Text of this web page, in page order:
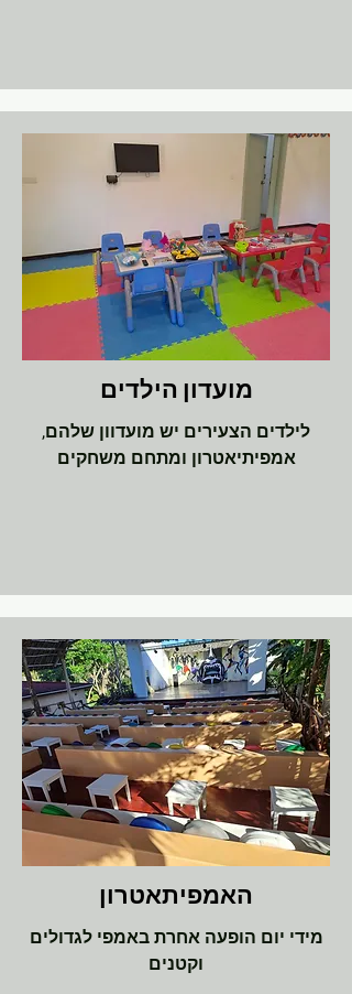
מועדון הילדים
לילדים הצעירים יש מועדוון שלהם,
אמפיתיאטרון ומתחם משחקים
האמפיתאטרון
מידי יום הופעה אחרת באמפי לגדולים
וקטנים